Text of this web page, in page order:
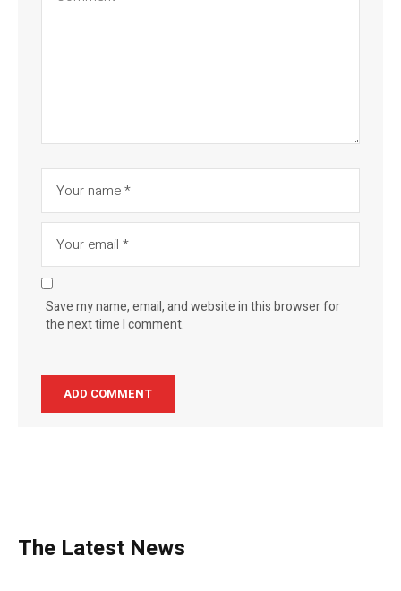
Save my name, email, and website in this browser for
the next time I comment.
The Latest News